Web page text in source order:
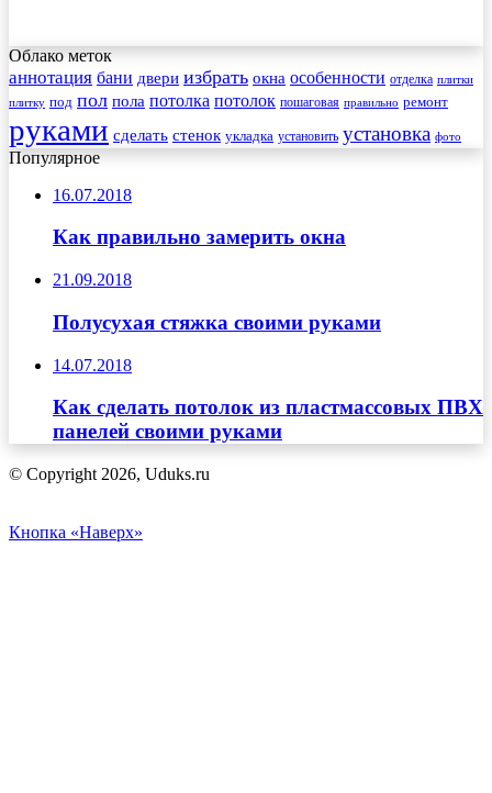
Облако меток
аннотация бани двери избрать окна особенности отделка плитки
плитку под пол пола потолка потолок пошаговая правильно ремонт
руками сделать стенок укладка установить установка фото
Популярное
16.07.2018
Как правильно замерить окна
21.09.2018
Полусухая стяжка своими руками
14.07.2018
Как сделать потолок из пластмассовых ПВХ
панелей своими руками
© Copyright 2026, Uduks.ru
Кнопка «Наверх»